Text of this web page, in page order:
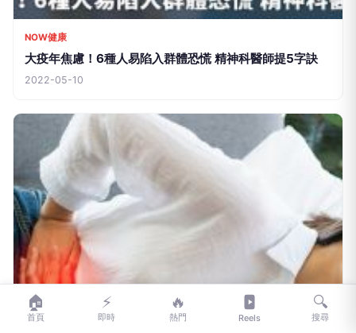
NOW健康
大疫年焦慮！6種人易陷入群體恐慌 精神科醫師提5字訣
2022-05-10
🏠
首頁
⚡
即時
🔥
熱門 Reels
🔍
搜尋